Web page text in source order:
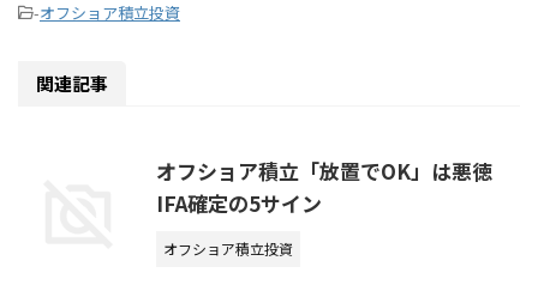
-オフショア積立投資
関連記事
オフショア積立「放置でOK」は悪徳
IFA確定の5サイン
オフショア積立投資